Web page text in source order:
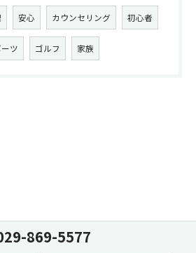
安心 カウンセリング 初心者
ツ ゴルフ 家族
869-5577